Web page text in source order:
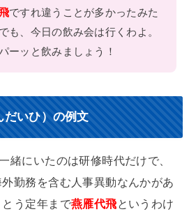
ですれ違うことが多かったみた
も、今日の飲み会は行くわよ。
ーッと飲みましょう！
だいひ）の例文
緒にいたのは研修時代だけで、
勤務を含む人事異動なんかがあ
う定年まで燕雁代飛というわけ